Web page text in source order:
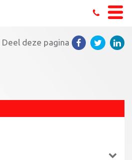
maken zich klaar voor EK
Deel deze pagina